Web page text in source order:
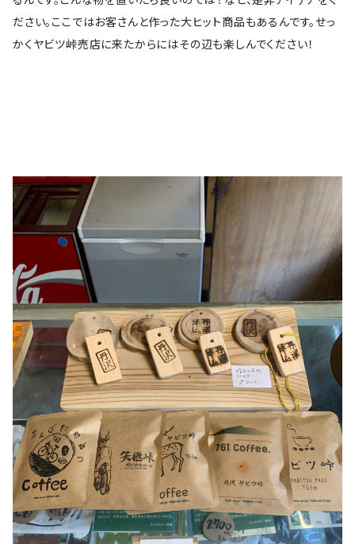
ださい。ここではお客さんと作った大ヒット商品もあるんです。せっ
かくヤビツ峠売店に来たからにはその辺も楽しんでください！